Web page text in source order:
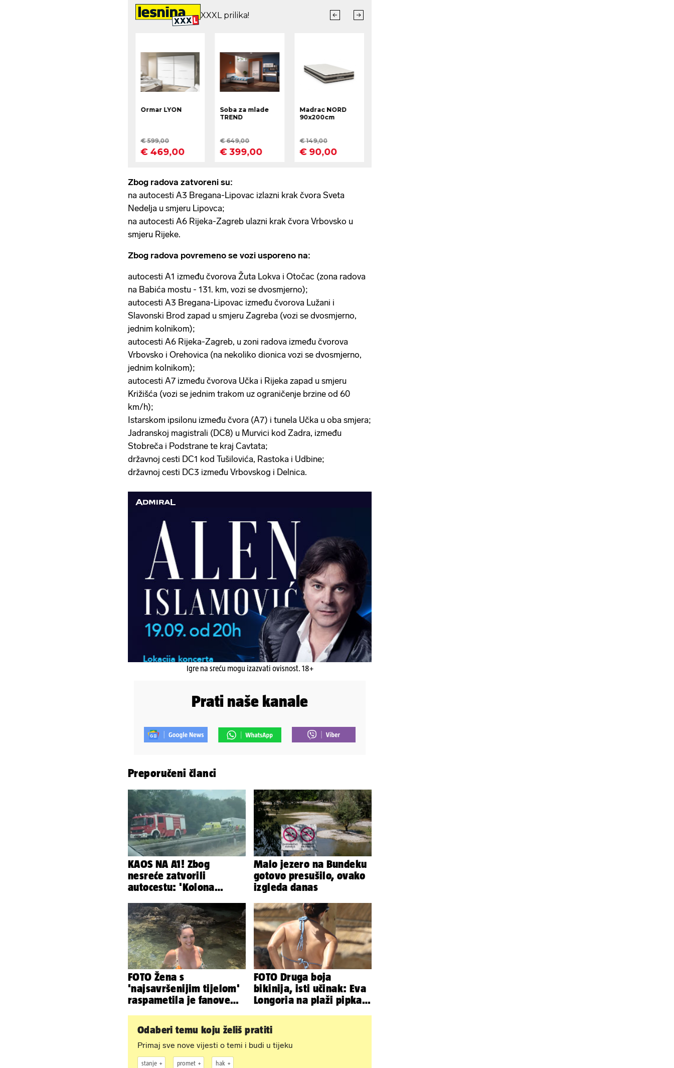
Zbog radova zatvoreni su:
na autocesti A3 Bregana-Lipovac izlazni krak čvora Sveta
Nedelja u smjeru Lipovca;
na autocesti A6 Rijeka-Zagreb ulazni krak čvora Vrbovsko u
smjeru Rijeke.
Zbog radova povremeno se vozi usporeno na:
autocesti A1 između čvorova Žuta Lokva i Otočac (zona radova
na Babića mostu - 131. km, vozi se dvosmjerno);
autocesti A3 Bregana-Lipovac između čvorova Lužani i
Slavonski Brod zapad u smjeru Zagreba (vozi se dvosmjerno,
jednim kolnikom);
autocesti A6 Rijeka-Zagreb, u zoni radova između čvorova
Vrbovsko i Orehovica (na nekoliko dionica vozi se dvosmjerno,
jednim kolnikom);
autocesti A7 između čvorova Učka i Rijeka zapad u smjeru
Križišća (vozi se jednim trakom uz ograničenje brzine od 60
km/h);
Istarskom ipsilonu između čvora (A7) i tunela Učka u oba smjera;
Jadranskoj magistrali (DC8) u Murvici kod Zadra, između
Stobreča i Podstrane te kraj Cavtata;
državnoj cesti DC1 kod Tušilovića, Rastoka i Udbine;
državnoj cesti DC3 između Vrbovskog i Delnica.
Igre na sreću mogu izazvati ovisnost. 18+
Prati naše kanale
Preporučeni članci
KAOS NA A1! Zbog
nesreće zatvorili
autocestu: 'Kolona
km...'
Malo jezero na Bundeku
gotovo presušilo, ovako
izgleda danas
FOTO Žena s
'najsavršenijim tijelom'
raspametila je fanove
FOTO Druga boja
bikinija, isti učinak: Eva
Longoria na plaži pipkala
Odaberi temu koju želiš pratiti
Primaj sve nove vijesti o temi i budi u tijeku
stanje promet hak